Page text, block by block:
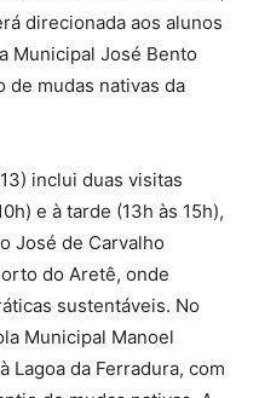
direcionada aos alunos
Municipal José Bento
de mudas nativas da
inclui duas visitas
e à tarde (13h às 15h),
José de Carvalho
do Aretê, onde
sustentáveis. No
Municipal Manoel
Lagoa da Ferradura, com